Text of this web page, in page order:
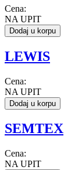
Cena:
NA UPIT
Dodaj u korpu
LEWIS
Cena:
NA UPIT
Dodaj u korpu
SEMTEX
Cena:
NA UPIT